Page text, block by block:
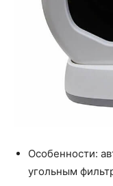
Особенности:
угольным